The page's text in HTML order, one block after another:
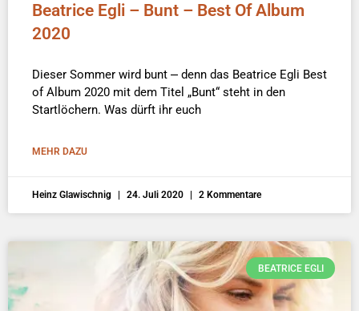
Beatrice Egli – Bunt – Best Of Album
2020
Dieser Sommer wird bunt ⎼ denn das Beatrice Egli Best
of Album 2020 mit dem Titel „Bunt“ steht in den
Startlöchern. Was dürft ihr euch
MEHR DAZU
Heinz Glawischnig 24. Juli 2020 2 Kommentare
BEATRICE EGLI